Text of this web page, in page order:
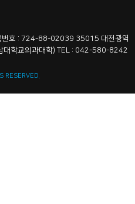
번호 : 724-88-02039 35015 대전광역
대학교의과대학) TEL : 042-580-8242
RESERVED.